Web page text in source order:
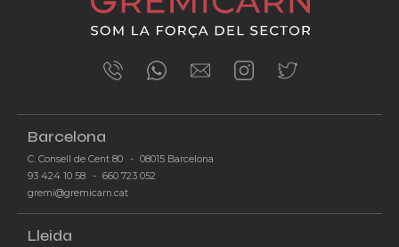
ÚLTIMES NOTÍCIES